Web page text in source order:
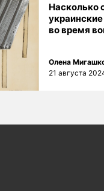
Насколько
во время
Олена
21 августа